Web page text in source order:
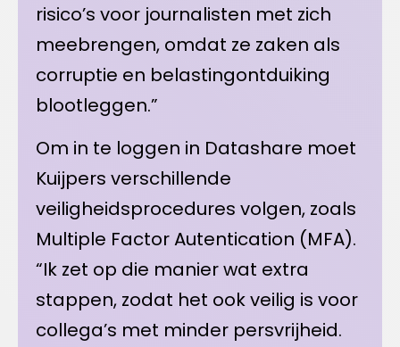
risico’s voor journalisten met zich
meebrengen, omdat ze zaken als
corruptie en belastingontduiking
blootleggen.”
Om in te loggen in Datashare moet
Kuijpers verschillende
veiligheidsprocedures volgen, zoals
Multiple Factor Autentication (MFA).
“Ik zet op die manier wat extra
stappen, zodat het ook veilig is voor
collega’s met minder persvrijheid.